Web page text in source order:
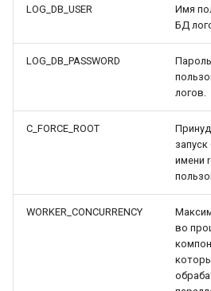
LOG_DB_USER
Имя
БД
LOG_DB_PASSWORD
Пароль
логов.
C_FORCE_ROOT
запуск
имени
WORKER_CONCURRENCY
во